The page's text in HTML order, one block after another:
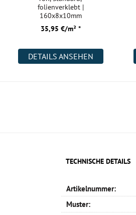
folienverklebt |
160x8x10mm
35,95 €/m² *
DETAILS ANSEHEN
TECHNISCHE DETAILS
Artikelnummer:
Muster: